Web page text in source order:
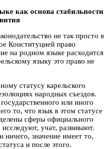
как основа стабильности
не так просто в
Конституцией право
на родном языке расходится
языку это право не
статусу карельского
народных съездов.
или иного
то, что язык в этом статусе
сферы официального
учат, развивают.
ничего, значение имеет то,
и после этого.